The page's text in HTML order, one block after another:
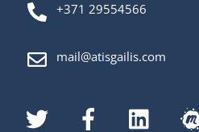
+371 29554566
mail@atisgailis.com
Twitter Facebook